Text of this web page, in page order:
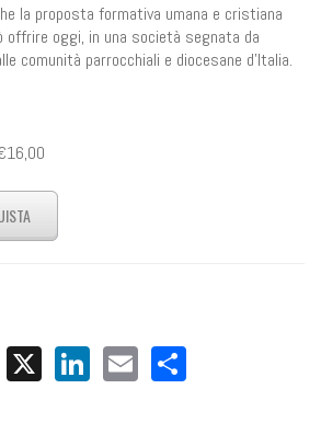
la proposta formativa umana e cristiana
offrire oggi, in una società segnata da
comunità parrocchiali e diocesane d'Italia.
Telegram
X LinkedIn
Email